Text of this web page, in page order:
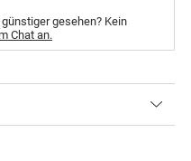
gesehen? Kein
Chat an.